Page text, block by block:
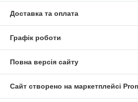
Доставка та оплата
Графік роботи
Повна версія сайту
Сайт створено на маркетплейсі